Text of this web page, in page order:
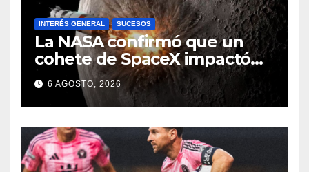
INTERÉS GENERAL SUCESOS
La NASA confirmó que un
cohete de SpaceX impactó
en la Luna
6 AGOSTO, 2026